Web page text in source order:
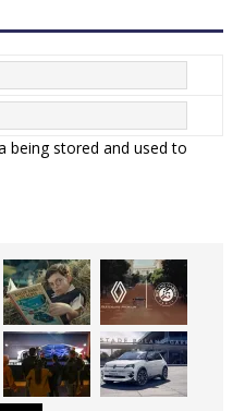
being stored and used to